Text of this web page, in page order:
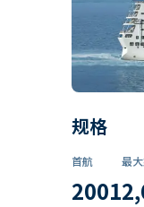
规格
首航
2001
最